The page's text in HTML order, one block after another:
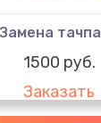
Замена
1500 руб.
Заказать